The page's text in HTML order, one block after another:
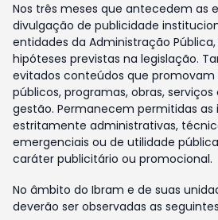
Nos três meses que antecedem as
divulgação de publicidade
entidades da Administração Pública,
hipóteses previstas na legislação.
evitados conteúdos que promovam
públicos, programas, obras,
gestão. Permanecem permitidas
estritamente administrativas,
emergenciais ou de utilidade
caráter publicitário ou promocional.
No âmbito do Ibram e de suas
deverão ser observadas as